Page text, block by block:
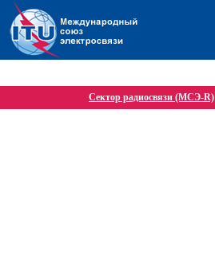
Сектор радиосвязи (МСЭ-R)